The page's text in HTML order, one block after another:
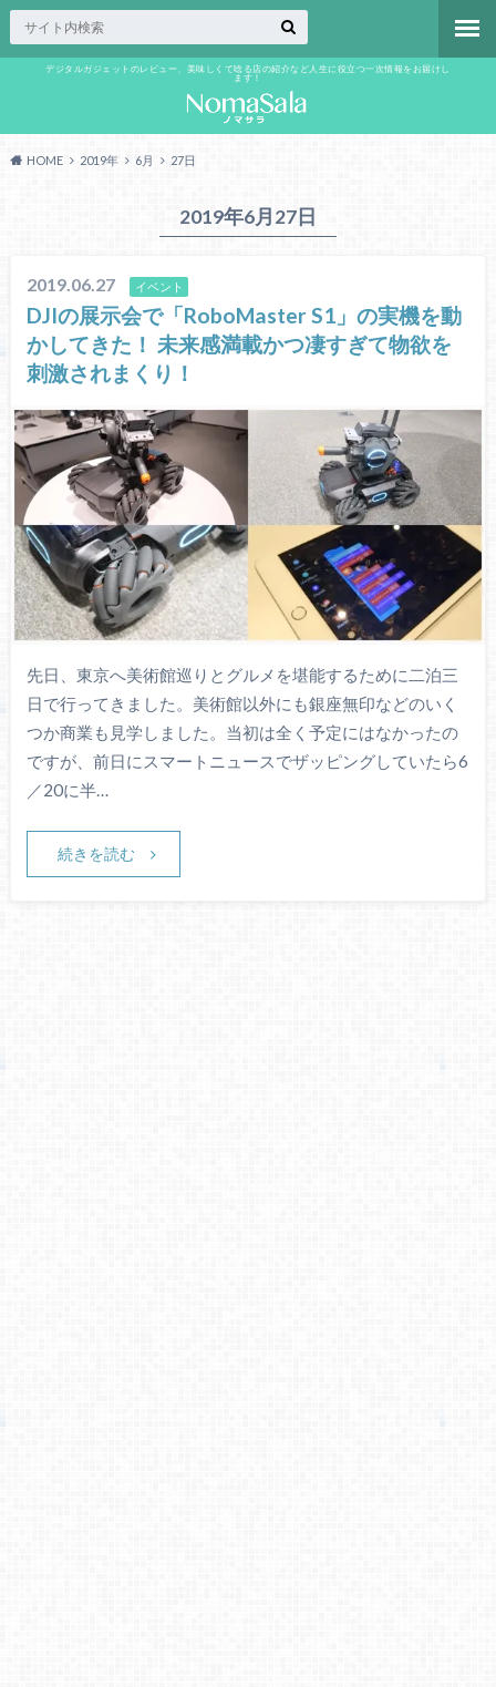
デジタルガジェットのレビュー、美味しくて唸る店の紹介など人生に役立つ一次情報をお届けし
ます！
HOME 2019年 6月 27日
2019年6月27日
2019.06.27 イベント
DJIの展示会で「RoboMaster S1」の実機を動
かしてきた！ 未来感満載かつ凄すぎて物欲を
刺激されまくり！
先日、東京へ美術館巡りとグルメを堪能するために二泊三
日で行ってきました。美術館以外にも銀座無印などのいく
つか商業も見学しました。当初は全く予定にはなかったの
ですが、前日にスマートニュースでザッピングしていたら6
／20に半…
続きを読む